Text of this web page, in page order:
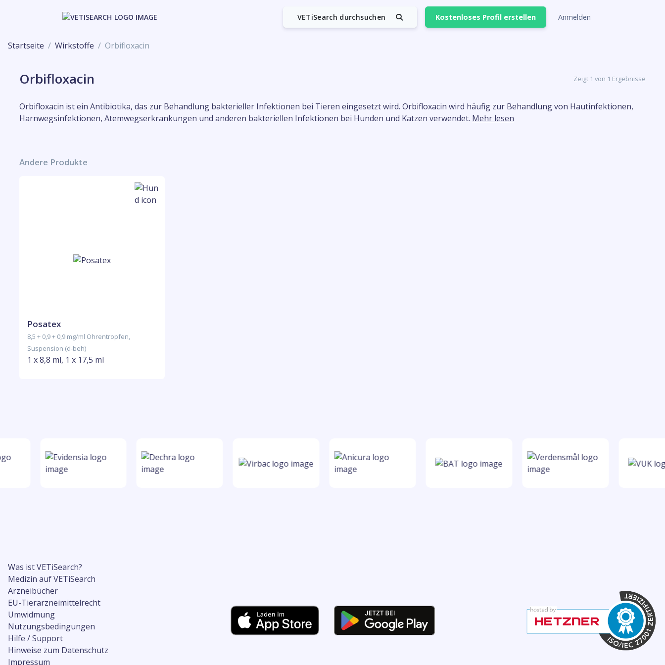
VETiSearch durchsuchen Kostenloses Profil erstellen Anmelden
Startseite Wirkstoffe Orbifloxacin
Orbifloxacin Zeigt 1 von 1 Ergebnisse
Orbifloxacin ist ein Antibiotika, das zur Behandlung bakterieller Infektionen bei Tieren eingesetzt wird. Orbifloxacin wird häufig zur Behandlung von Hautinfektionen,
Harnwegsinfektionen, Atemwegserkrankungen und anderen bakteriellen Infektionen bei Hunden und Katzen verwendet. Mehr lesen
Andere Produkte
Posatex
8,5 + 0,9 + 0,9 mg/ml Ohrentropfen,
Suspension (d-beh)
1 x 8,8 ml, 1 x 17,5 ml
Was ist VETiSearch?
Medizin auf VETiSearch
Arzneibücher
EU-Tierarzneimittelrecht
Umwidmung
Nutzungsbedingungen
Hilfe / Support
Hinweise zum Datenschutz
Impressum